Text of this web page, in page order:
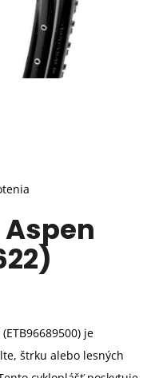
Aspen
(ETB96689500) je
štrku alebo lesných